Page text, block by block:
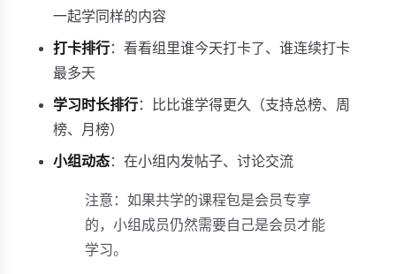
一起学同样的内容
打卡排行：看看组里谁今天打卡了、谁连续打卡
最多天
学习时长排行：比比谁学得更久（支持总榜、周
榜、月榜）
小组动态：在小组内发帖子、讨论交流
注意：如果共学的课程包是会员专享
的，小组成员仍然需要自己是会员才能
学习。